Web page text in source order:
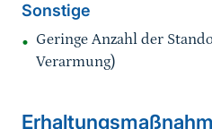
Sonstige
Geringe Anzahl der
Verarmung)
Sprungmarke